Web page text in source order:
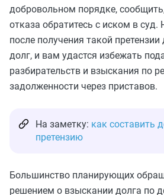
добровольном порядке,
отказа обратитесь с иском в суд.
после получения такой
долг, и вам удастся избежать
разбирательств и взыскания по
задолженности через приставов.
На заметку: как составить
претензию
Большинство планирующих
решением о взыскании долга по